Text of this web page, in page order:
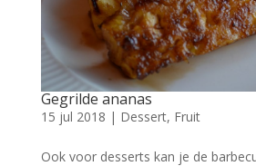
Gegrilde ananas
15 jul 2018 | Dessert, Fruit
Ook voor desserts kan je de